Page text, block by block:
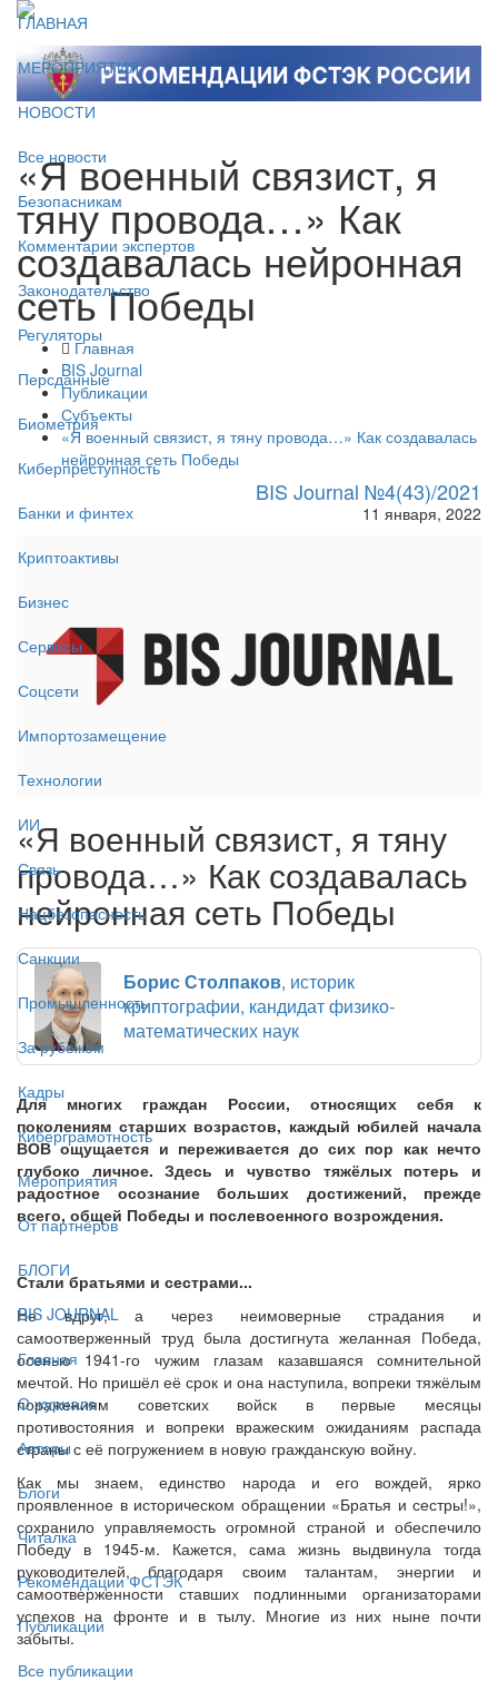
ГЛАВНАЯ
МЕРОПРИЯТИЯ
НОВОСТИ
Все новости
Безопасникам
Комментарии экспертов
Законодательство
Регуляторы
Персданные
Биометрия
Киберпреступность
Банки и финтех
Криптоактивы
Бизнес
Сервисы
Соцсети
Импортозамещение
Технологии
ИИ
Связь
Нацбезопасность
Санкции
Промышленность
За рубежом
Кадры
Киберграмотность
Мероприятия
От партнёров
БЛОГИ
BIS JOURNAL
Главная
О журнале
Авторы
Блоги
Читалка
Рекомендации ФСТЭК
Публикации
Все публикации
«Я военный связист, я
тяну провода…» Как
создавалась нейронная
сеть Победы
Главная
BIS Journal
Публикации
Субъекты
«Я военный связист, я тяну провода…» Как создавалась
нейронная сеть Победы
BIS Journal №4(43)/2021
11 января, 2022
«Я военный связист, я тяну
провода…» Как создавалась
нейронная сеть Победы
Борис Столпаков, историк
криптографии, кандидат физико-
математических наук
Для многих граждан России, относящих себя к
поколениям старших возрастов, каждый юбилей начала
ВОВ ощущается и переживается до сих пор как нечто
глубоко личное. Здесь и чувство тяжёлых потерь и
радостное осознание больших достижений, прежде
всего, общей Победы и послевоенного возрождения.
Стали братьями и сестрами...
Не вдруг, а через неимоверные страдания и
самоотверженный труд была достигнута желанная Победа,
осенью 1941-го чужим глазам казавшаяся сомнительной
мечтой. Но пришёл её срок и она наступила, вопреки тяжёлым
поражениям советских войск в первые месяцы
противостояния и вопреки вражеским ожиданиям распада
страны с её погружением в новую гражданскую войну.
Как мы знаем, единство народа и его вождей, ярко
проявленное в историческом обращении «Братья и сестры!»,
сохранило управляемость огромной страной и обеспечило
Победу в 1945-м. Кажется, сама жизнь выдвинула тогда
руководителей, благодаря своим талантам, энергии и
самоотверженности ставших подлинными организаторами
успехов на фронте и в тылу. Многие из них ныне почти
забыты.